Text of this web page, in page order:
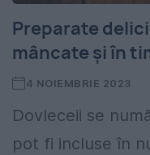
Preparate
mâncate și în
4 NOIEMBRIE 2023
Dovleceii se
pot fi incluse în